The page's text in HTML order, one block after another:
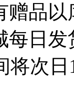
赠品
每日
将次